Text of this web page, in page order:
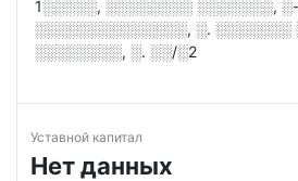
1░░░░░, ░░░░░░░░ ░░░░░░░,
░░░░░░░░░░░░░░, ░. ░░░░░░░
░░░░░░░░, ░. ░░/░2
Уставной капитал
Нет данных